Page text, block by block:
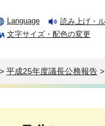
Language
読み上げ・
文字サイズ・配色の変更
> 平成25年度議長公務報告